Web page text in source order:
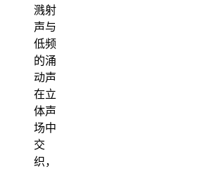
溅射
声与
低频
的涌
动声
在立
体声
场中
交
织，